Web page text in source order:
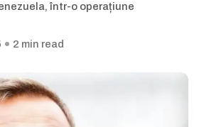
într-o operațiune
2 min read